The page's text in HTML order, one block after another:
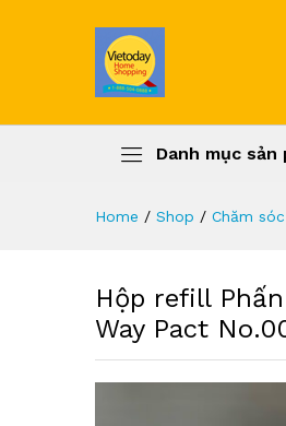
Danh mục sản
Home / Shop / Chăm
Hộp refill
Way Pact